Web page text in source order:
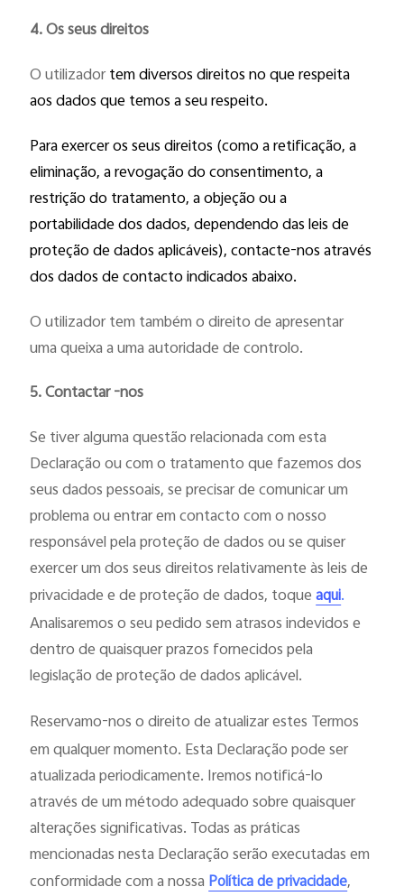
4. Os seus direitos
O utilizadortem diversos direitos no que respeita
aos dados que temos a seu respeito.
Para exercer os seus direitos (como a retificação, a
eliminação, arevogação do consentimento,a
restrição do tratamento, a objeção ou a
portabilidade dos dados, dependendo das leis de
proteção de dados aplicáveis), contacte-nos através
dos dados de contacto indicados abaixo.
O utilizador tem tambémo direito de apresentar
uma queixa a uma autoridade de controlo.
5. Contactar-nos
Se tiver alguma questão relacionada com esta
Declaração ou com o tratamento que fazemos dos
seus dados pessoais, se precisar de comunicar um
problema ou entrar em contacto com o nosso
responsável pela proteção de dados ou se quiser
exercer um dos seus direitos relativamente às leis de
privacidade e de proteção de dados, toqueaqui.
Analisaremos o seu pedido sem atrasos indevidos e
dentro de quaisquer prazos fornecidos pela
legislação de proteção de dados aplicável.
Reservamo-nos o direito de atualizar estes Termos
em qualquer momento. Esta Declaração pode ser
atualizada periodicamente. Iremos notificá-lo
através de um método adequado sobre quaisquer
alterações significativas. Todas as práticas
mencionadas nesta Declaração serão executadas em
conformidade com a nossa Política de privacidade,